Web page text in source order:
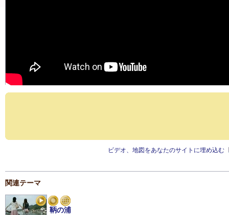
ビデオ、地図をあなたのサイトに埋め込む
関連テーマ
鞆の浦